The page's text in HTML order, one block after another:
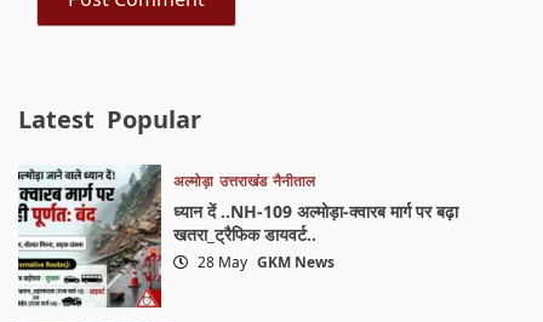
Latest Popular
अल्मोड़ा उत्तराखंड नैनीताल
ध्यान दें ..NH-109 अल्मोड़ा-क्वारब मार्ग पर बढ़ा
खतरा_ट्रैफिक डायवर्ट..
28 May GKM News